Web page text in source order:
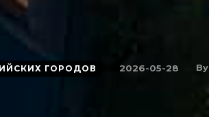
ГОРОДОВ 2026-05-28 By